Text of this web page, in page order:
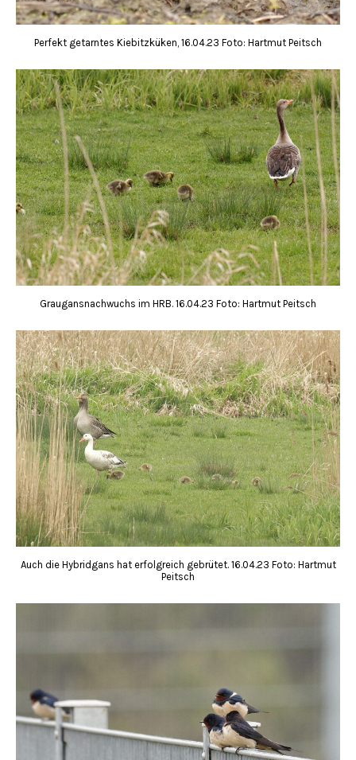
Perfekt getarntes Kiebitzküken, 16.04.23 Foto: Hartmut Peitsch
Graugansnachwuchs im HRB. 16.04.23 Foto: Hartmut Peitsch
Auch die Hybridgans hat erfolgreich gebrütet. 16.04.23 Foto: Hartmut
Peitsch